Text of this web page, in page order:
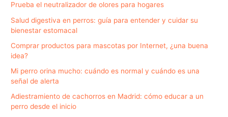
Prueba el neutralizador de olores para hogares
Salud digestiva en perros: guía para entender y cuidar su
bienestar estomacal
Comprar productos para mascotas por Internet, ¿una buena
idea?
Mi perro orina mucho: cuándo es normal y cuándo es una
señal de alerta
Adiestramiento de cachorros en Madrid: cómo educar a un
perro desde el inicio